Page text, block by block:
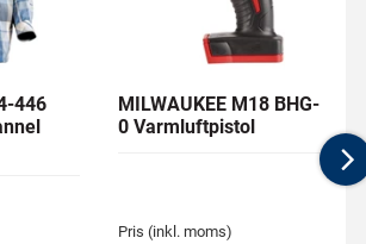
446
MILWAUKEE M18 BHG-
0 Varmluftpistol
Pris (inkl. moms)